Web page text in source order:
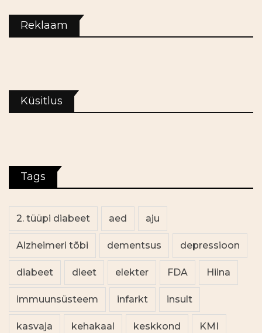
Reklaam
Küsitlus
Tags
2. tüüpi diabeet aed aju
Alzheimeri tõbi dementsus depressioon
diabeet dieet elekter FDA Hiina
immuunsüsteem infarkt insult
kasvaja kehakaal keskkond KMI